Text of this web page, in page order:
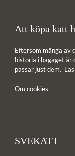
Att köpa katt
Eftersom många av
historia i bagaget
passar just dem.
Om cookies
SVEKATT